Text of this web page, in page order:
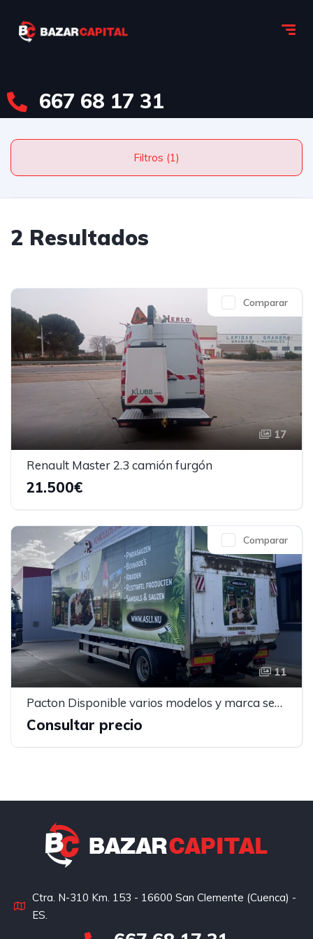
667 68 17 31
Filtros (1)
2 Resultados
17
Comparar
Renault Master 2.3 camión furgón
21.500€
11
Comparar
Pacton Disponible varios modelos y marca semirremolque furgón
Consultar precio
Ctra. N-310 Km. 153 - 16600 San Clemente (Cuenca) -
ES.